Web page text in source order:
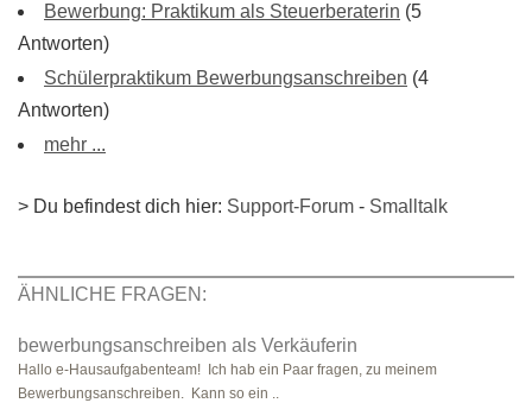
Bewerbung: Praktikum als Steuerberaterin (5
Antworten)
Schülerpraktikum Bewerbungsanschreiben (4
Antworten)
mehr ...
> Du befindest dich hier: Support-Forum - Smalltalk
ÄHNLICHE FRAGEN:
bewerbungsanschreiben als Verkäuferin
Hallo e-Hausaufgabenteam! Ich hab ein Paar fragen, zu meinem
Bewerbungsanschreiben. Kann so ein ..